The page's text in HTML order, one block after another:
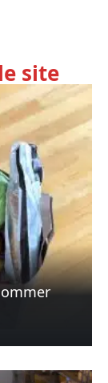
site